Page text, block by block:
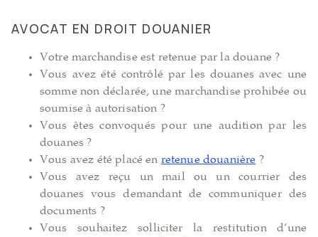
AVOCAT EN DROIT DOUANIER
Votre marchandise est retenue par la douane ?
Vous avez été contrôlé par les douanes avec une
somme non déclarée, une marchandise prohibée ou
soumise à autorisation ?
Vous êtes convoqués pour une audition par les
douanes ?
Vous avez été placé en retenue douanière ?
Vous avez reçu un mail ou un courrier des
douanes vous demandant de communiquer des
documents ?
Vous souhaitez solliciter la restitution d’une